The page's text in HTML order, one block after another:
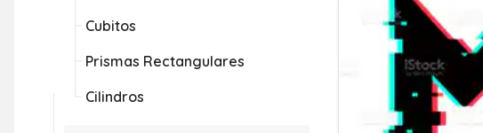
Cubitos
Prismas Rectangulares
Cilindros